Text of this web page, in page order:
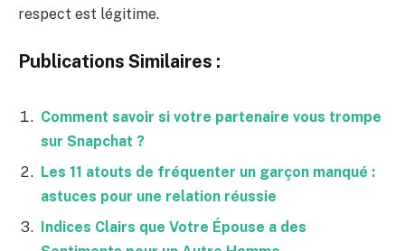
respect est légitime.
Publications Similaires :
Comment savoir si votre partenaire vous trompe
sur Snapchat ?
Les 11 atouts de fréquenter un garçon manqué :
astuces pour une relation réussie
Indices Clairs que Votre Épouse a des